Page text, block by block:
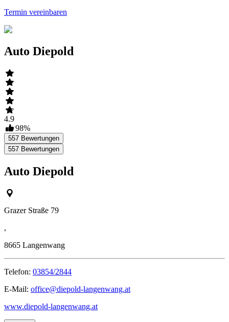
Termin vereinbaren
Auto Diepold
4.9
98%
557 Bewertungen
557 Bewertungen
Auto Diepold
Grazer Straße 79
,
8665 Langenwang
Telefon: 03854/2844
E-Mail: office@diepold-langenwang.at
www.diepold-langenwang.at